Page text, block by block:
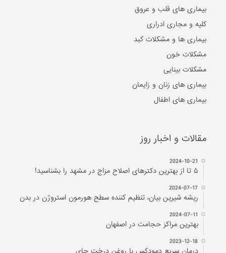
بیماری های قلب و عروق
کلیه و مجاری ادراری
بیماری ها و مشکلات کبد
مشکلات خون
مشکلات بینایی
بیماری های زنان و زایمان
بیماری های اطفال
مقالات و اخبار روز
2024-10-21
۵ تا از بهترین دکتر‌های اصلاح مزاج در مشهد را بشناسید!
2024-07-17
ریشه شیرین بیان، تنظیم کننده سطح هورمون استروژن در بدن
2024-07-11
بهترین مراکز حجامت در اصفهان
2023-12-18